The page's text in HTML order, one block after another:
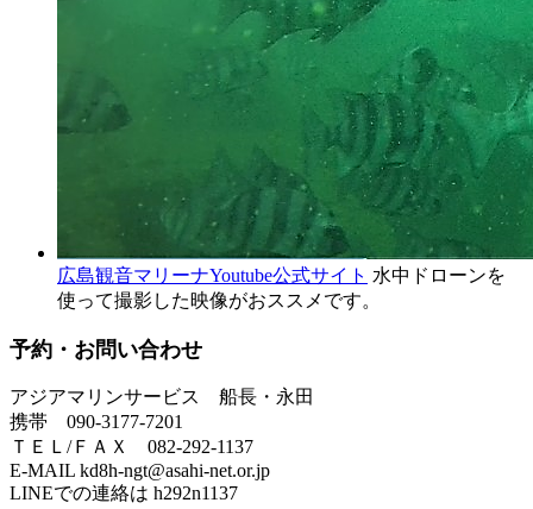
広島観音マリーナYoutube公式サイト 水中ドローンを
使って撮影した映像がおススメです。
予約・お問い合わせ
アジアマリンサービス 船長・永田
携帯 090-3177-7201
ＴＥＬ/ＦＡＸ 082-292-1137
E-MAIL kd8h-ngt@asahi-net.or.jp
LINEでの連絡は h292n1137